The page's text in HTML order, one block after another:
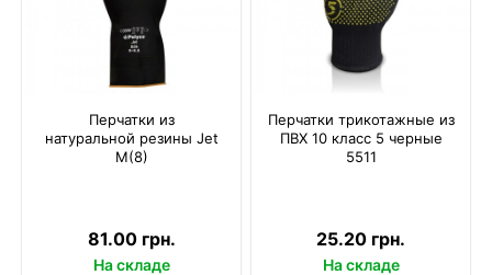
Перчатки из
натуральной резины Jet
M(8)
81.00 грн.
На складе
Перчатки трикотажные из
ПВХ 10 класс 5 черные
5511
25.20 грн.
На складе